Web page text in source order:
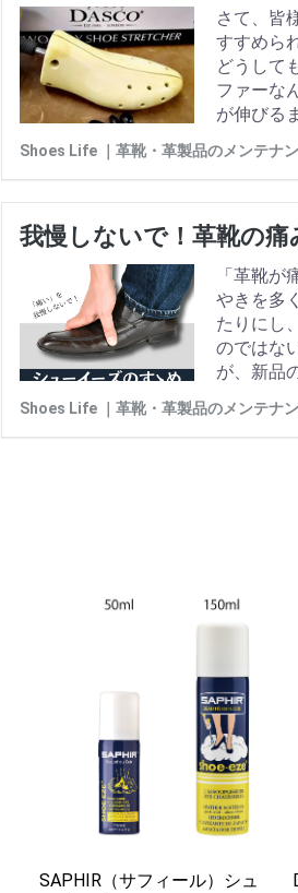
さて、皆
すすめら
どうして
ファーな
が伸びる
2wayシ
Shoes Life ｜革靴・革製品のメンテナ
我慢しないで！革靴の
「革靴
やきを多
たりにし
のではな
が、新品
は絆創
がすべて
Shoes Life ｜革靴・革製品のメンテナ
SAPHIR（サフィール）シュ